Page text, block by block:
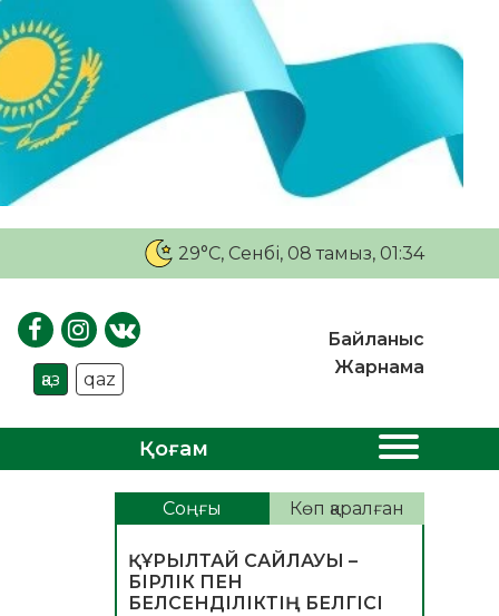
29°C, Сенбі, 08 тамыз, 01:34
қаз qaz
Байланыс
Жарнама
Қоғам
Соңғы Көп қаралған
ҚҰРЫЛТАЙ САЙЛАУЫ –
БІРЛІК ПЕН
БЕЛСЕНДІЛІКТІҢ БЕЛГІСІ